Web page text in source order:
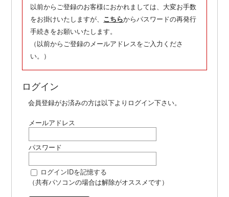
以前からご登録のお客様におかれましては、大変お手数
をお掛けいたしますが、 こちらからパスワードの再発行
手続きをお願いいたします。
（以前からご登録のメールアドレスをご入力くださ
い。）
ログイン
会員登録がお済みの方は以下よりログイン下さい。
メールアドレス
パスワード
ログインIDを記憶する
（共有パソコンの場合は解除がオススメです）